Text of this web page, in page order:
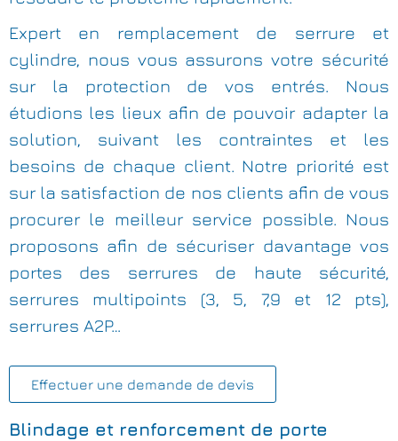
Expert en remplacement de serrure et
cylindre, nous vous assurons votre sécurité
sur la protection de vos entrés. Nous
étudions les lieux afin de pouvoir adapter la
solution, suivant les contraintes et les
besoins de chaque client. Notre priorité est
sur la satisfaction de nos clients afin de vous
procurer le meilleur service possible. Nous
proposons afin de sécuriser davantage vos
portes des serrures de haute sécurité,
serrures multipoints (3, 5, 7,9 et 12 pts),
serrures A2P…
Effectuer une demande de devis
Blindage et renforcement de porte